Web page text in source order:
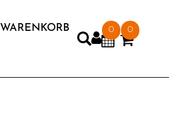
WARENKORB
0 0